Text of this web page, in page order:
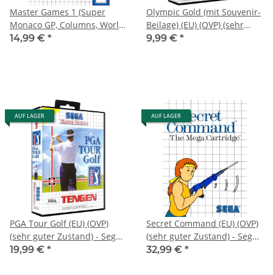
Master Games 1 (Super
Monaco GP, Columns, World
Soccer) (EU) (ohne Anl.) (sehr
14,99 € *
Olympic Gold (mit Souvenir-
Beilage) (EU) (OVP) (sehr
guter Zustand) - Sega
9,99 € *
AUF LAGER
PGA Tour Golf (EU) (OVP)
(sehr guter Zustand) - Sega
Master System
19,99 € *
AUF LAGER
Secret Command (EU) (OVP)
(sehr guter Zustand) - Sega
Master System
32,99 € *